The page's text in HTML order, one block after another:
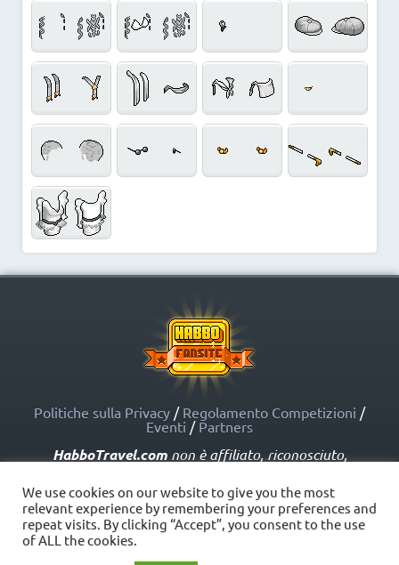
Politiche sulla Privacy / Regolamento Competizioni /
Eventi / Partners
HabboTravel.comnon è affiliato, riconosciuto,
sponsorizzato o approvato da Sulake Corporation Oy o
dalle società affiliate. HabboTravel.com può servirsi di
marchi registrati e altre proprietà intellettuali di Habbo
come indicato nelle Politiche sui Fansite.
Copyright © HabboTravel (2012 - 2026) - V. 5.0
We use cookies on our website to give you the most
relevant experience by remembering your preferences and
repeat visits. By clicking “Accept”, you consent to the use
of ALL the cookies.